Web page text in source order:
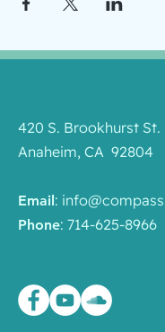
420 S. Brookhurst St.
Anaheim, CA 92804
Email:
Phone: 714-625-8966